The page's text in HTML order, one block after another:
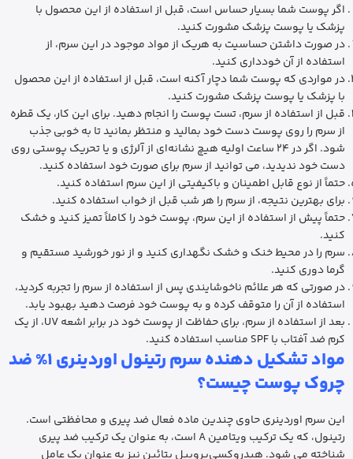
اگر پوست شما بسیار حساس است، قبل از استفاده از این محصول با
پزشک یا پوست پزشک مشورت کنید.
در صورت داشتن حساسیت به هریک از مواد موجود در این سرم، از
استفاده از آن خودداری کنید.
در مواردی که پوست شما دچار آکنه است، قبل از استفاده از این محصول
با پزشک یا پوست پزشک مشورت کنید.
قبل از استفاده از سرم، تست پوست را انجام دهید. برای این کار، یک قطره
از سرم را روی پوست دست خود بمالید و منتظر بمانید تا به خوبی جذب
شود. اگر در 24 ساعت اولیه هیچ نشانه‌ای از آلرژی و یا تحریک پوستی روی
دست خود ندیدید، می توانید از سرم برای صورت خود استفاده کنید.
حتماً از نوع قابل اطمینان و باکیفیتی از این سرم استفاده کنید.
برای بهترین نتیجه، از سرم را هر شب قبل از خواب استفاده کنید.
حتماً پیش از استفاده از این سرم، پوست خود را کاملاً تمیز کنید و خشک
کنید.
سرم را در محیط خنک و خشک نگهداری کنید و از نور خورشید مستقیم و
گرما دوری کنید.
در صورتی که هر علائم ناخوشایندی پس از استفاده از سرم را تجربه کردید،
استفاده از آن را متوقف کرده و به پوست خود فرصت دهید بهبود یابد.
بعد از استفاده از سرم، برای حفاظت از پوست خود در برابر اشعه UV، از یک
کرم ضد آفتاب با SPF مناسب استفاده کنید.
مواد تشکیل دهنده سرمرتینول اوردینری 1%
ضد
چروک پوست چیست؟
این سرم اوردینری حاوی چندین ماده فعال ضد پیری و محافظتی است.
رتینول، که یک ترکیب ویتامین A است، به عنوان یک ترکیب ضد پیری
شناخته می شود. هیدروکسی‌پروپیل بتائین نیز به عنوان یک عامل